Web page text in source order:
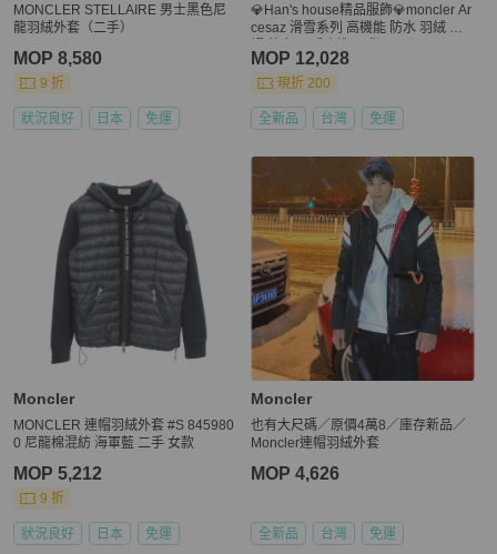
MONCLER STELLAIRE 男士黑色尼
龍羽絨外套（二手）
MOP 8,580
9 折
狀況良好 日本 免運
💎Han's house精品服飾💎moncler Ar
cesaz 滑雪系列 高機能 防水 羽絨 連
MOP 12,028
現折 200
全新品 台灣 免運
Moncler
MONCLER 連帽羽絨外套 #S 845980
0 尼龍棉混紡 海軍藍 二手 女款
MOP 5,212
9 折
狀況良好 日本 免運
Moncler
也有大尺碼／原價4萬8／庫存新品／
Moncler連帽羽絨外套
MOP 4,626
全新品 台灣 免運